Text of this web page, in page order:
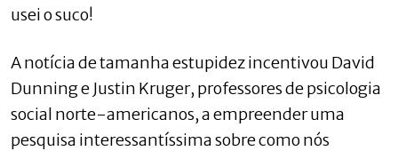
usei o suco!
A notícia de tamanha estupidez incentivou David
Dunning e Justin Kruger, professores de psicologia
social norte-americanos, a empreender uma
pesquisa interessantíssima sobre como nós